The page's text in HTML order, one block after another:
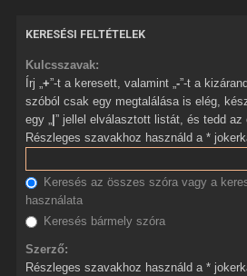
KERESÉSI FELTÉTELEK
Kulcsszavak:
Írj „ +”-t a keresett, valamint „ -”-t a kizárandó szavak elé. Ha
szóból csak egy megtalálása is elég,
egy „ |” jellel elválasztott listát, és tedd az
Részleges szavakhoz használd a *
Keresés az összes szóra vagy a
használata
Keresés bármely szóra
Szerző:
Részleges szavakhoz használd a *